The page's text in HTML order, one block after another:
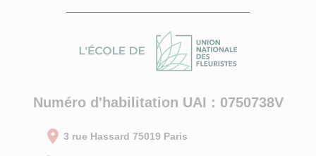
Numéro d'habilitation UAI : 0750738V
3 rue Hassard 75019 Paris